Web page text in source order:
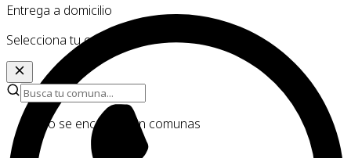
Entrega a domicilio
Selecciona tu comuna
No se encontraron comunas